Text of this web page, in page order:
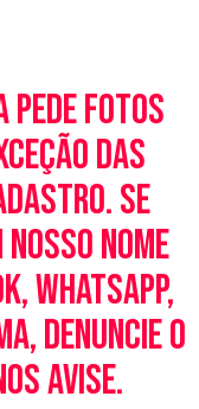
pede fotos
das
Se
nome
WhatsApp,
denuncie o
avise.